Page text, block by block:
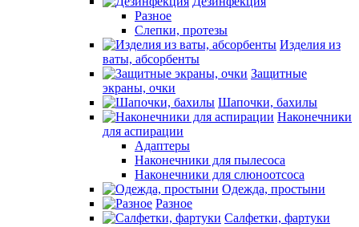
Разное
Слепки, протезы
Изделия из
ваты, абсорбенты
Защитные
экраны, очки
Шапочки, бахилы
Наконечники
для аспирации
Адаптеры
Наконечники для пылесоса
Наконечники для слюноотсоса
Одежда, простыни
Разное
Салфетки, фартуки